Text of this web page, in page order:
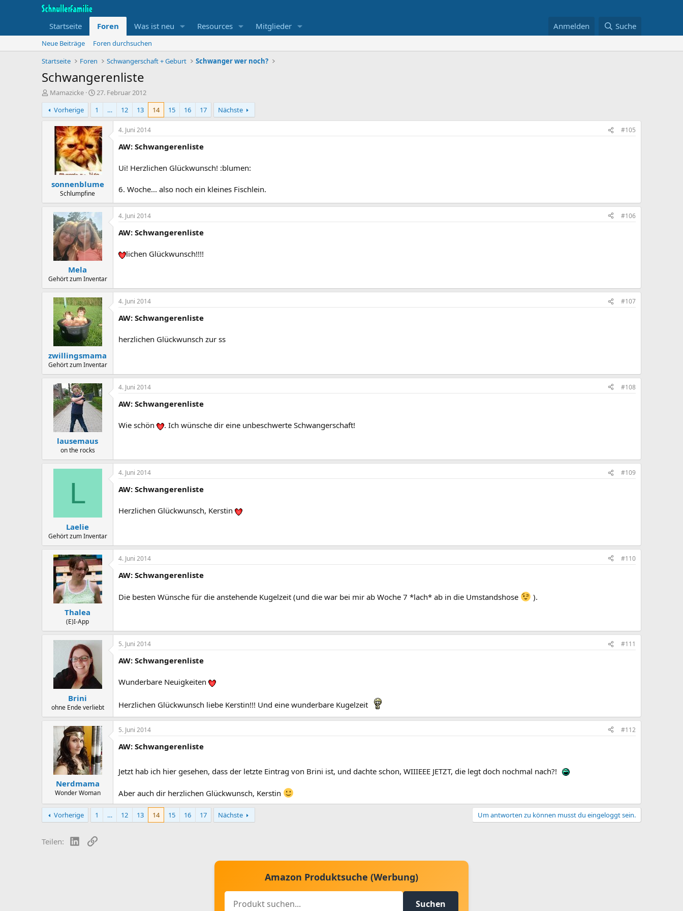
Startseite Foren Was ist neu Resources Mitglieder Anmelden Suche
Neue Beiträge
Foren durchsuchen
Startseite
Foren Schwangerschaft + Geburt Schwanger wer noch?
Schwangerenliste
T
h
e
m
t
r
Mamazicke
B
e
g
i
n
n
d
a
t
u
m
27. Februar 2012
Vorherige
1 … 12 13 14 15 16 17 Nächste
sonnenblume
Schlumpfine
4. Juni 2014 #105
AW: Schwangerenliste
Ui! Herzlichen Glückwunsch! :blumen:
6. Woche... also noch ein kleines Fischlein.
Mela
Gehört zum Inventar
4. Juni 2014 #106
AW: Schwangerenliste
lichen Glückwunsch!!!!
zwillingsmama
Gehört zum Inventar
4. Juni 2014 #107
AW: Schwangerenliste
herzlichen Glückwunsch zur ss
lausemaus
on the rocks
4. Juni 2014 #108
AW: Schwangerenliste
Wie schön . Ich wünsche dir eine unbeschwerte Schwangerschaft!
L
Laelie
Gehört zum Inventar
4. Juni 2014 #109
AW: Schwangerenliste
Herzlichen Glückwunsch, Kerstin
Thalea
(E)I-App
4. Juni 2014 #110
AW: Schwangerenliste
Die besten Wünsche für die anstehende Kugelzeit (und die war bei mir ab Woche 7 *lach* ab in die Umstandshose ).
Brini
ohne Ende verliebt
5. Juni 2014 #111
AW: Schwangerenliste
Wunderbare Neuigkeiten
Herzlichen Glückwunsch liebe Kerstin!!! Und eine wunderbare Kugelzeit
Nerdmama
Wonder Woman
5. Juni 2014 #112
AW: Schwangerenliste
Jetzt hab ich hier gesehen, dass der letzte Eintrag von Brini ist, und dachte schon, WIIIEEE JETZT, die legt doch nochmal nach?!
Aber auch dir herzlichen Glückwunsch, Kerstin
Vorherige 1 … 12 13 14 15 16 17 Nächste Um antworten zu können musst du eingeloggt sein.
Teilen: LinkedIn
Link
Amazon Produktsuche (Werbung)
Suchen